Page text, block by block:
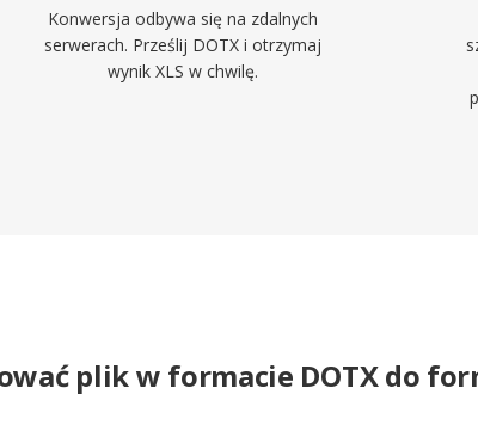
Konwersja odbywa się na zdalnych
serwerach. Prześlij DOTX i otrzymaj
wynik XLS w chwilę.
plik w formacie DOTX do